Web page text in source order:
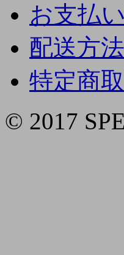
お支払
配送方
特定商
© 2017